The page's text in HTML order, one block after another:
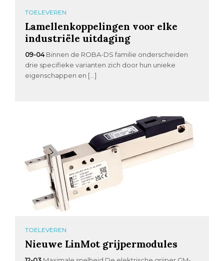
TOELEVEREN
Lamellenkoppelingen voor elke
industriële uitdaging
09-04 Binnen de ROBA-DS familie onderscheiden
drie specifieke varianten zich door hun unieke
eigenschappen en […]
TOELEVEREN
Nieuwe LinMot grijpermodules